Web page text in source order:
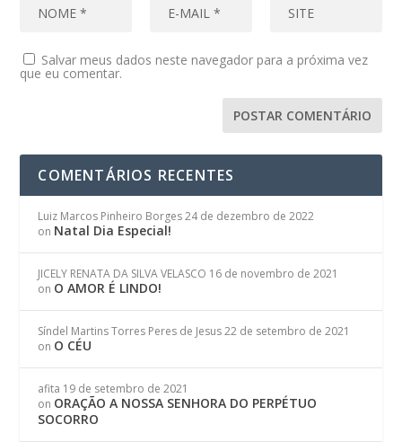
Salvar meus dados neste navegador para a próxima vez
que eu comentar.
COMENTÁRIOS RECENTES
Luiz Marcos Pinheiro Borges 24 de dezembro de 2022
on Natal Dia Especial!
JICELY RENATA DA SILVA VELASCO 16 de novembro de 2021
on O AMOR É LINDO!
Síndel Martins Torres Peres de Jesus 22 de setembro de 2021
on O CÉU
afita 19 de setembro de 2021
on ORAÇÃO A NOSSA SENHORA DO PERPÉTUO
SOCORRO